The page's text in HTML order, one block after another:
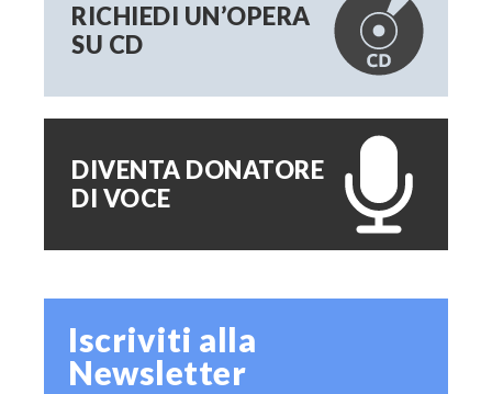
RICHIEDI UN’OPERA
SU CD
DIVENTA DONATORE
DI VOCE
Iscriviti alla
Newsletter